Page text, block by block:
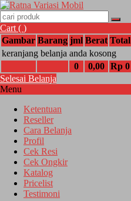
Cart ( )
Gambar Barang jml Berat Total
keranjang belanja anda kosong
0
0,00 Rp 0
Selesai Belanja
Menu
Ketentuan
Reseller
Cara Belanja
Profil
Cek Resi
Cek Ongkir
Katalog
Pricelist
Testimoni